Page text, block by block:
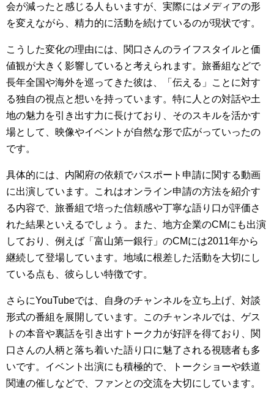
会が減ったと感じる人もいますが、実際にはメディアの形
を変えながら、精力的に活動を続けているのが現状です。
こうした変化の理由には、関口さんのライフスタイルと価
値観が大きく影響していると考えられます。旅番組などで
長年全国や海外を巡ってきた彼は、「伝える」ことに対す
る独自の視点と想いを持っています。特に人との対話や土
地の魅力を引き出す力に長けており、そのスキルを活かす
場として、映像やイベントが自然な形で広がっていったの
です。
具体的には、内閣府の依頼でパスポート申請に関する動画
に出演しています。これはオンライン申請の方法を紹介す
る内容で、旅番組で培った信頼感や丁寧な語り口が評価さ
れた結果といえるでしょう。また、地方企業のCMにも出演
しており、例えば「富山第一銀行」のCMには2011年から
継続して登場しています。地域に根差した活動を大切にし
ている点も、彼らしい特徴です。
さらにYouTubeでは、自身のチャンネルを立ち上げ、対談
形式の番組を展開しています。このチャンネルでは、ゲス
トの本音や裏話を引き出すトーク力が好評を得ており、関
口さんの人柄と落ち着いた語り口に魅了される視聴者も多
いです。イベント出演にも積極的で、トークショーや鉄道
関連の催しなどで、ファンとの交流を大切にしています。